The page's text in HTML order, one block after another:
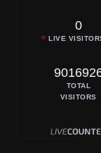
0
LIVE
TOTAL
VISITORS